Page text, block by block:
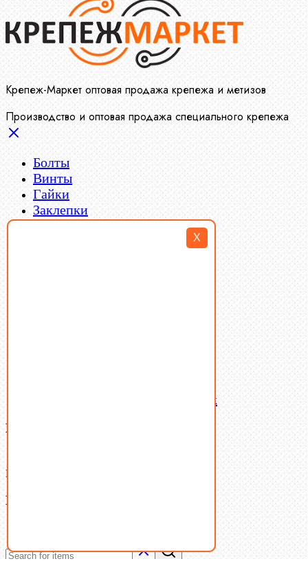
X
Крепеж-Маркет оптовая продажа крепежа и метизов
Производство и оптовая продажа специального крепежа
Болты
Винты
Гайки
Заклепки
Пресс-масленки
Латунный и бронзовый крепеж
Ваша корзина
В корзине нет товаров.
Поиск